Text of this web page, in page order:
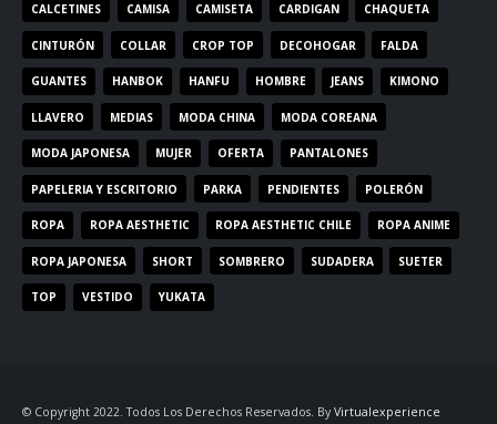
CALCETINES CAMISA CAMISETA CARDIGAN CHAQUETA
CINTURÓN COLLAR CROP TOP DECOHOGAR FALDA
GUANTES HANBOK HANFU HOMBRE JEANS KIMONO
LLAVERO MEDIAS MODA CHINA MODA COREANA
MODA JAPONESA MUJER OFERTA PANTALONES
PAPELERIA Y ESCRITORIO PARKA PENDIENTES POLERÓN
ROPA ROPA AESTHETIC ROPA AESTHETIC CHILE ROPA ANIME
ROPA JAPONESA SHORT SOMBRERO SUDADERA SUETER
TOP VESTIDO YUKATA
© Copyright 2022. Todos Los Derechos Reservados. By Virtualexperience